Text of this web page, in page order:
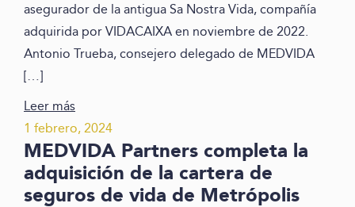
asegurador de la antigua Sa Nostra Vida, compañía
adquirida por VIDACAIXA en noviembre de 2022.
Antonio Trueba, consejero delegado de MEDVIDA
[…]
Leer más
1 febrero, 2024
MEDVIDA Partners completa la
adquisición de la cartera de
seguros de vida de Metrópolis